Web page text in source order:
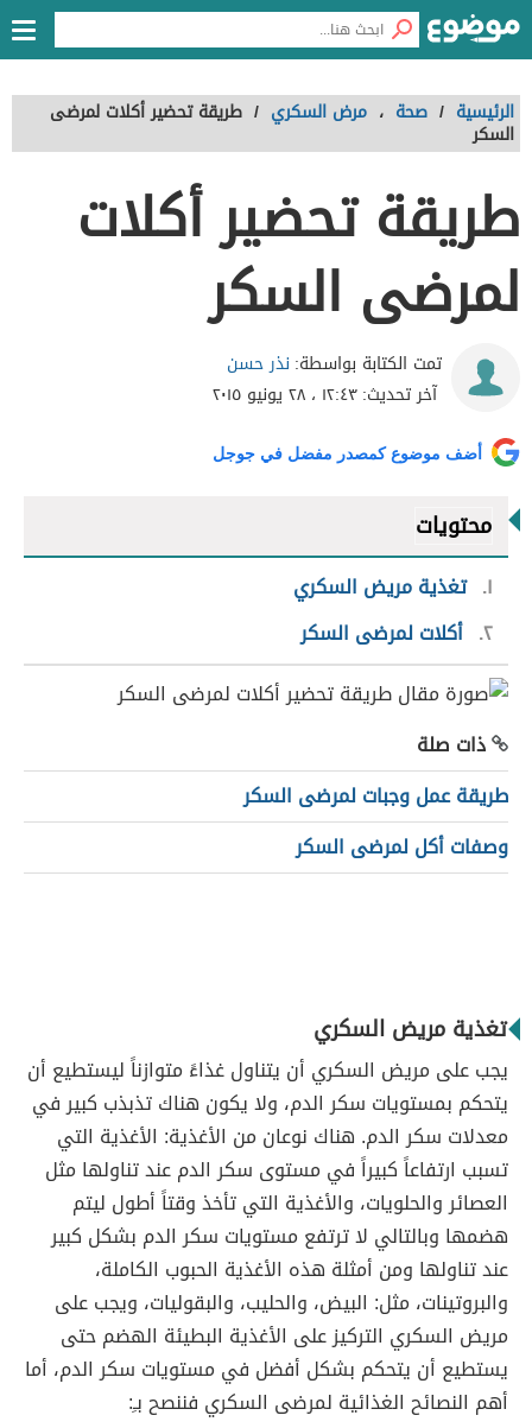
الرئيسية / صحة ، مرض السكري / طريقة تحضير أكلات لمرضى
السكر
طريقة تحضير أكلات
لمرضى السكر
تمت الكتابة بواسطة: نذر حسن
آخر تحديث:١٢:٤٣ ، ٢٨ يونيو ٢٠١٥
أضف موضوع كمصدر مفضل في جوجل
محتويات
١ تغذية مريض السكري
٢ أكلات لمرضى السكر
ذات صلة
طريقة عمل وجبات لمرضى السكر
وصفات أكل لمرضى السكر
تغذية مريض السكري
يجب على مريض السكري أن يتناول غذاءً متوازناً ليستطيع أن
يتحكم بمستويات سكر الدم، ولا يكون هناك تذبذب كبير في
معدلات سكر الدم. هناك نوعان من الأغذية: الأغذية التي
تسبب ارتفاعاً كبيراً في مستوى سكر الدم عند تناولها مثل
العصائر والحلويات، والأغذية التي تأخذ وقتاً أطول ليتم
هضمها وبالتالي لا ترتفع مستويات سكر الدم بشكل كبير
عند تناولها ومن أمثلة هذه الأغذية الحبوب الكاملة،
والبروتينات، مثل: البيض، والحليب، والبقوليات، ويجب على
مريض السكري التركيز على الأغذية البطيئة الهضم حتى
يستطيع أن يتحكم بشكل أفضل في مستويات سكر الدم، أما
أهم النصائح الغذائية لمرضى السكري فننصح بـِ: